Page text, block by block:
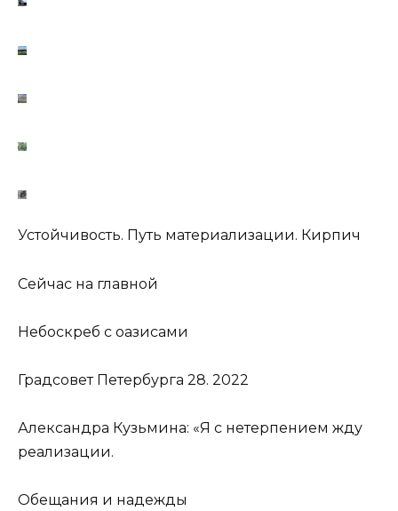
Устойчивость. Путь материализации. Кирпич
Сейчас на главной
Небоскреб с оазисами
Градсовет Петербурга 28. 2022
Александра Кузьмина: «Я с нетерпением жду
реализации.
Обещания и надежды